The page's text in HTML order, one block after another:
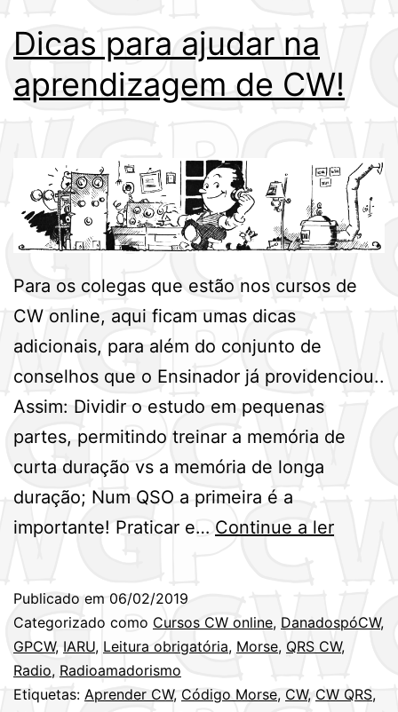
Dicas para ajudar na
aprendizagem de CW!
Para os colegas que estão nos cursos de
CW online, aqui ficam umas dicas
adicionais, para além do conjunto de
conselhos que o Ensinador já providenciou..
Assim: Dividir o estudo em pequenas
partes, permitindo treinar a memória de
curta duração vs a memória de longa
duração; Num QSO a primeira é a
importante! Praticar e… Continue a lerDicas
na
CW!
Publicado em 06/02/2019
Categorizado como Cursos CW online, DanadospóCW,
GPCW, IARU, Leitura obrigatória, Morse, QRS CW,
Radio, Radioamadorismo
Etiquetas: Aprender CW, Código Morse, CW, CW QRS,